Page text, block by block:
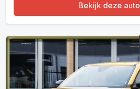
Bekijk deze auto